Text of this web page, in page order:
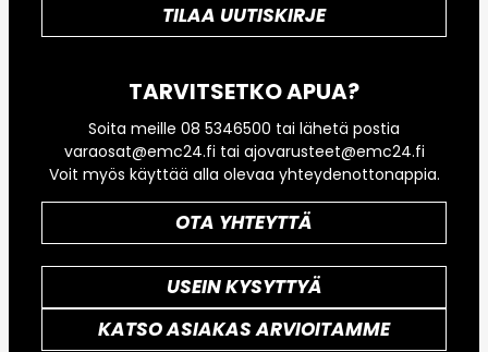
TILAA UUTISKIRJE
TARVITSETKO APUA?
Soita meille 08 5346500 tai lähetä postia
varaosat@emc24.fi tai ajovarusteet@emc24.fi
Voit myös käyttää alla olevaa yhteydenottonappia.
OTA YHTEYTTÄ
USEIN KYSYTTYÄ
KATSO ASIAKAS ARVIOITAMME